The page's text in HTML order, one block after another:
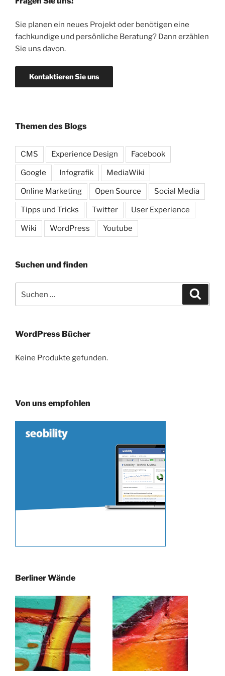
Sie planen ein neues Projekt oder benötigen eine
fachkundige und persönliche Beratung? Dann erzählen
Sie uns davon.
Kontaktieren Sie uns
Themen des Blogs
CMS Experience Design Facebook
Google Infografik MediaWiki
Online Marketing Open Source Social Media
Tipps und Tricks Twitter User Experience
Wiki WordPress Youtube
Suchen und finden
nach:
WordPress Bücher
Keine Produkte gefunden.
Von uns empfohlen
Berliner Wände